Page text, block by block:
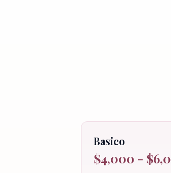
Basico
$4,000 -